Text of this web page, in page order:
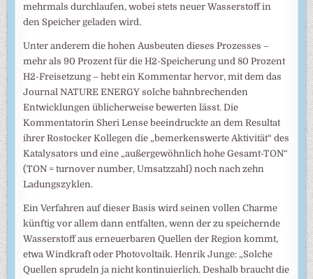
mehrmals durchlaufen, wobei stets neuer Wasserstoff in
den Speicher geladen wird.
Unter anderem die hohen Ausbeuten dieses Prozesses –
mehr als 90 Prozent für die H2-Speicherung und 80 Prozent
H2-Freisetzung – hebt ein Kommentar hervor, mit dem das
Journal NATURE ENERGY solche bahnbrechenden
Entwicklungen üblicherweise bewerten lässt. Die
Kommentatorin Sheri Lense beeindruckte an dem Resultat
ihrer Rostocker Kollegen die „bemerkenswerte Aktivität“ des
Katalysators und eine „außergewöhnlich hohe Gesamt-TON“
(TON = turnover number, Umsatzzahl) noch nach zehn
Ladungszyklen.
Ein Verfahren auf dieser Basis wird seinen vollen Charme
künftig vor allem dann entfalten, wenn der zu speichernde
Wasserstoff aus erneuerbaren Quellen der Region kommt,
etwa Windkraft oder Photovoltaik. Henrik Junge: „Solche
Quellen sprudeln ja nicht kontinuierlich. Deshalb braucht die